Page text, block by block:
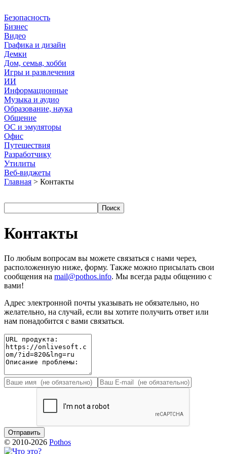
Безопасность
Бизнес
Видео
Графика и дизайн
Демки
Дом, семья, хобби
Игры и развлечения
ИИ
Информационные
Музыка и аудио
Образование, наука
Общение
ОС и эмуляторы
Офис
Путешествия
Разработчику
Утилиты
Веб-виджеты
Главная > Контакты
Контакты
По любым вопросам вы можете связаться с нами через,
расположенную ниже, форму. Также можно присылать свои
сообщения на mail@pothos.info. Мы всегда рады общению с
вами!
Адрес электронной почты указывать не обязательно, но
желательно, на случай, если вы хотите получить ответ или
нам понадобится с вами связаться.
© 2010-2026 Pothos